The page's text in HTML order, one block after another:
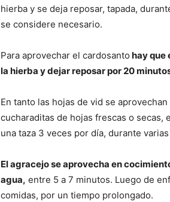
hierba y se deja reposar, tapada,
se considere necesario.
Para aprovechar el cardosanto hay que
la hierba y dejar reposar por 20
En tanto las hojas de vid se
cucharaditas de hojas frescas o secas,
una taza 3 veces por día, durante
El agracejo se aprovecha en
agua, entre 5 a 7 minutos. Luego de
comidas, por un tiempo prolongado.